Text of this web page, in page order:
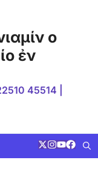
ο
ἐν
45514 |